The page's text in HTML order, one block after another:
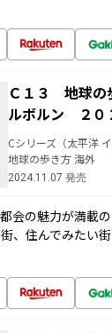
Ｃ１３ 地球の
ルボルン ２０
Cシリーズ（太平洋
地球の歩き方 海外
2024.11.07 発売
会の魅力が満載
、住んでみたい